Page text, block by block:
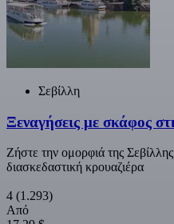
Σεβίλλη
Ξεναγήσεις με σκάφος
Ζήστε την ομορφιά της
διασκεδαστική κρουαζιέρα
4 (1.293)
Από